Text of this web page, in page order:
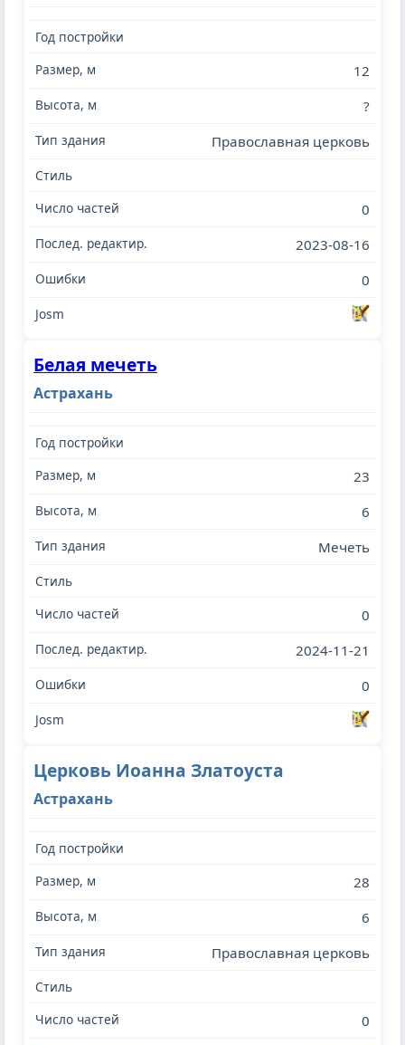
12
?
Православная церковь
0
2023-08-16
0
Белая мечеть
Астрахань
23
6
Мечеть
0
2024-11-21
0
Церковь Иоанна Златоуста
Астрахань
28
6
Православная церковь
0